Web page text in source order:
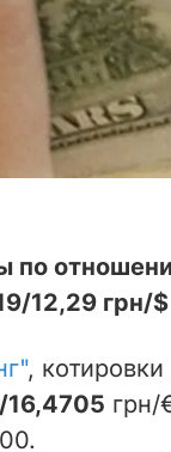
по
12,29 грн/$
,
16,4705 грн/